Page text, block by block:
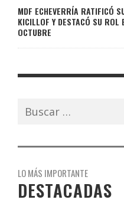
MDF ECHEVERRÍA RATIFICÓ
KICILLOF Y DESTACÓ SU
OCTUBRE
Buscar:
LO MÁS IMPORTANTE
DESTACADAS